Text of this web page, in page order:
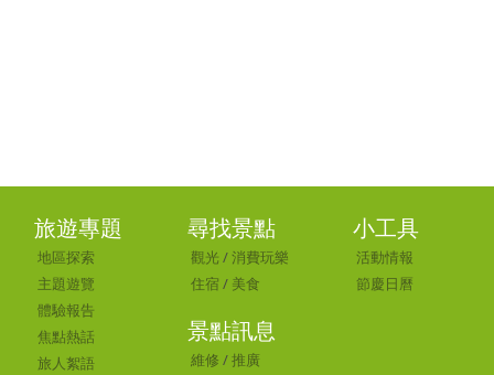
旅遊專題
地區探索
主題遊覽
體驗報告
焦點熱話
旅人絮語
尋找景點
觀光 /消費玩樂
住宿 / 美食
景點訊息
維修 /推廣
小工具
活動情報
節慶日曆